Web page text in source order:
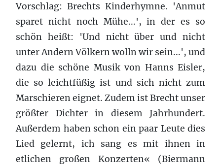
Vorschlag: Brechts Kinderhymne. 'Anmut
sparet nicht noch Mühe...', in der es so
schön heißt: 'Und nicht über und nicht
unter Andern Völkern wolln wir sein...', und
dazu die schöne Musik von Hanns Eisler,
die so leichtfüßig ist und sich nicht zum
Marschieren eignet. Zudem ist Brecht unser
größter Dichter in diesem Jahrhundert.
Außerdem haben schon ein paar Leute dies
Lied gelernt, ich sang es mit ihnen in
etlichen großen Konzerten« (Biermann